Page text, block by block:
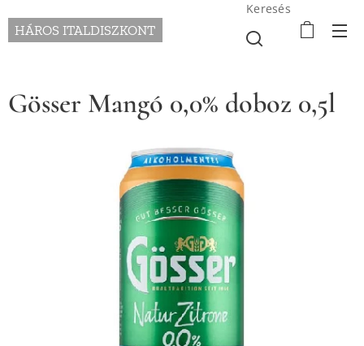
HÁROS ITALDISZKONT
Keresés
Gösser Mangó 0,0% doboz 0,5l